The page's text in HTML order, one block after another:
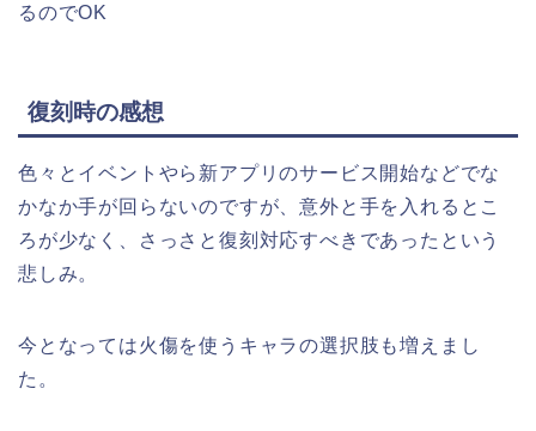
るのでOK
復刻時の感想
色々とイベントやら新アプリのサービス開始などでな
かなか手が回らないのですが、意外と手を入れるとこ
ろが少なく、さっさと復刻対応すべきであったという
悲しみ。
今となっては火傷を使うキャラの選択肢も増えまし
た。